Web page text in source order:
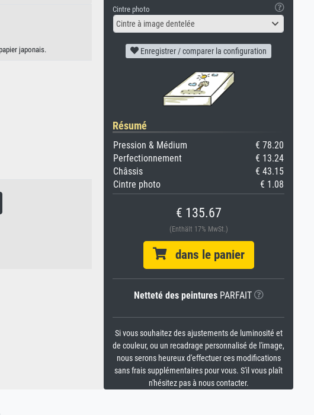
japonais.
Cintre photo
Cintre à image dentelée
Enregistrer / comparer la configuration
Résumé
Pression & Médium
€ 78.20
Perfectionnement
€ 13.24
Châssis
€ 43.15
Cintre photo
€ 1.08
€ 135.67
(Enthält 17% MwSt.)
dans le panier
Netteté des peinturesPARFAIT
Si vous souhaitez des ajustements de luminosité et
de couleur, ou un recadrage personnalisé de l'image,
nous serons heureux d'effectuer ces modifications
sans frais supplémentaires pour vous. S'il vous plaît
n'hésitez pas à nous contacter.